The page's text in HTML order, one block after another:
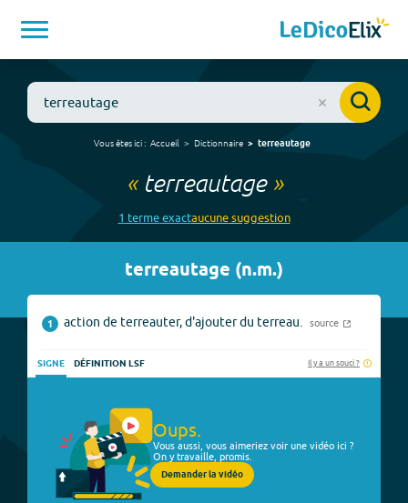
Vous êtes ici : Accueil Dictionnaire terreautage
« terreautage»
1 termeexactaucunesuggestion
terreautage (n.m.)
1 action de terreauter, d'ajouter du terreau. source
SIGNE DÉFINITION LSF Il y a un souci ?
Oups.
Vous aussi, vous aimeriez voir une vidéo ici ?
On y travaille, promis.
Demander la vidéo